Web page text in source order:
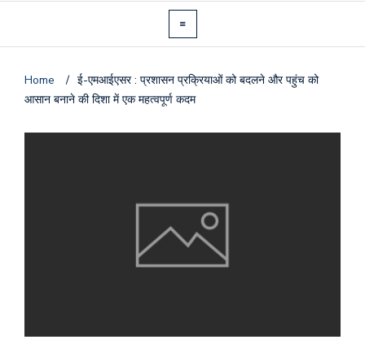
Home / ई-एमआईएसर : प्रशासन प्रक्रियाओं को बदलने और पहुंच को
आसान बनाने की दिशा में एक महत्वपूर्ण कदम